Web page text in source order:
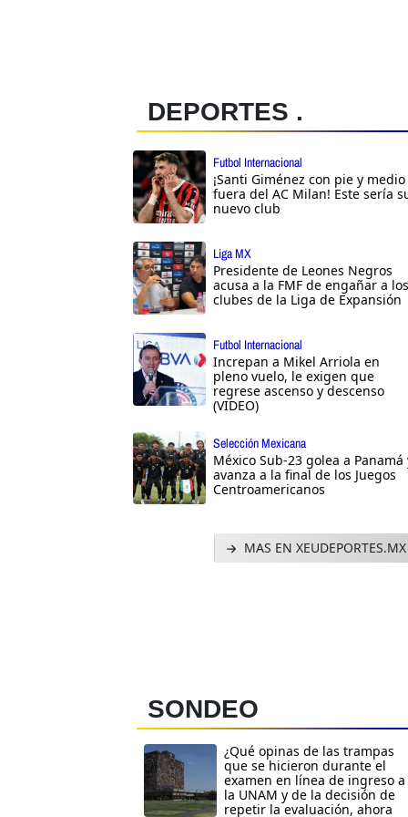
DEPORTES .
Futbol Internacional
¡Santi Giménez con pie y medio
fuera del AC Milan! Este sería
nuevo club
Liga MX
Presidente de Leones Negros
acusa a la FMF de engañar a los
clubes de la Liga de Expansión
Futbol Internacional
Increpan a Mikel Arriola en
pleno vuelo, le exigen que
regrese ascenso y descenso
(VIDEO)
Selección Mexicana
México Sub-23 golea a Panamá
avanza a la final de los Juegos
Centroamericanos
MAS EN XEUDEPORTES.MX
SONDEO
¿Qué opinas de las trampas
que se hicieron durante el
examen en línea de ingreso a
la UNAM y de la decisión de
repetir la evaluación, ahora